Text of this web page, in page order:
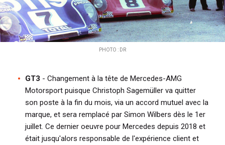
PHOTO : DR
GT3 - Changement à la tête de Mercedes-AMG
Motorsport puisque Christoph Sagemüller va quitter
son poste à la fin du mois, via un accord mutuel avec la
marque, et sera remplacé par Simon Wilbers dès le 1er
juillet. Ce dernier oeuvre pour Mercedes depuis 2018 et
était jusqu'alors responsable de l'expérience client et